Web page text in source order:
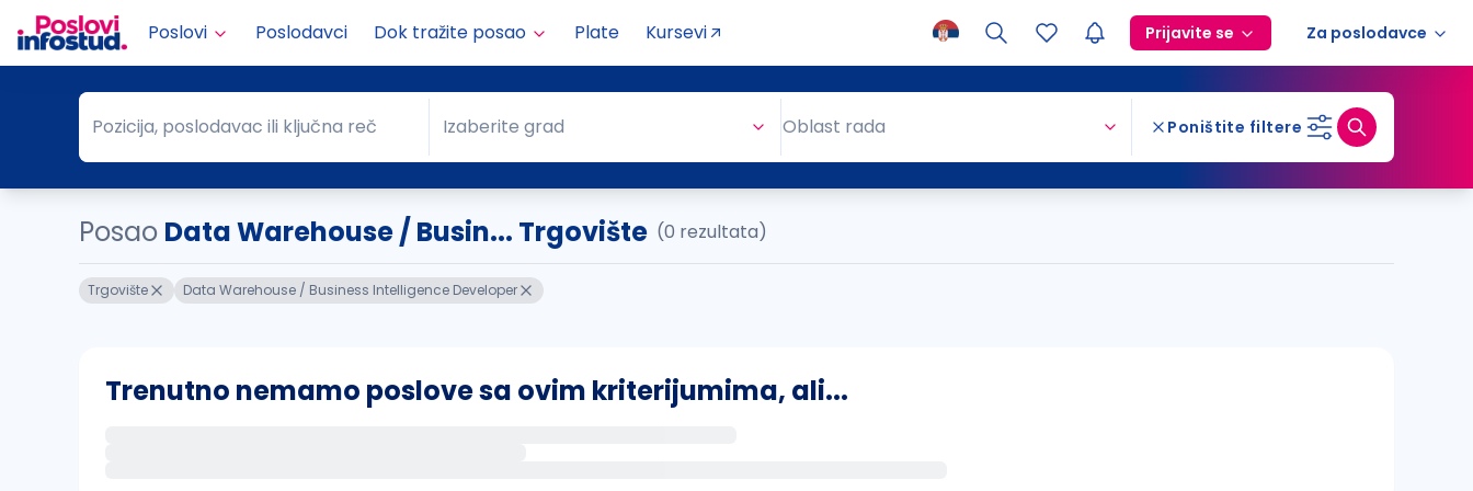
Poslovi Poslodavci Dok tražite posao Plate Kursevi Prijavite se Za poslodavce
Pozicija, poslodavac ili ključna reč
Pozicija, poslodavac ili ključna reč Grad
Izaberite grad Oblast rada Poništite filtere
Posao Data Warehouse / Busin... Trgovište (0 rezultata)
Trgovište Data Warehouse / Business Intelligence Developer
Trenutno nemamo poslove sa ovim kriterijumima, ali...